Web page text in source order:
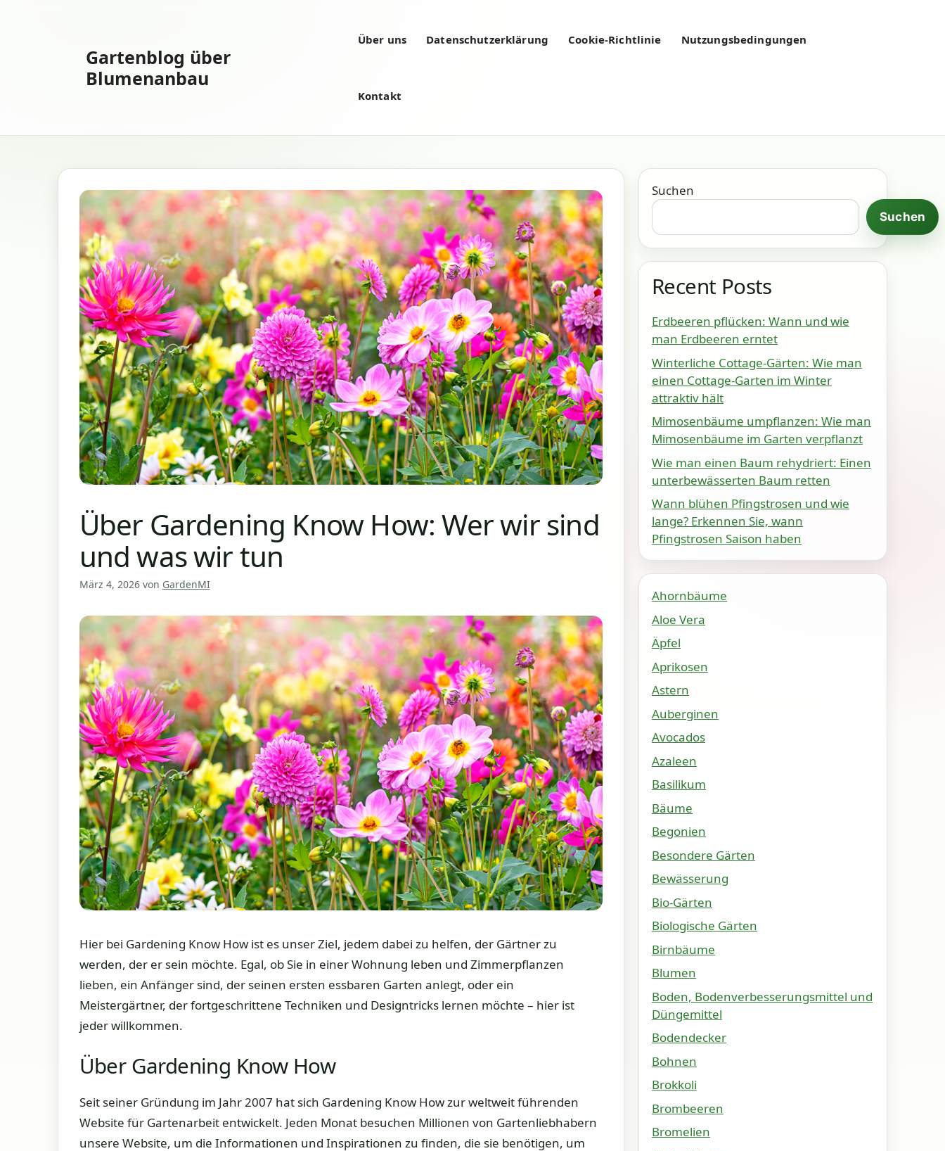
Gartenblog über
Blumenanbau
Über uns Datenschutzerklärung Cookie-Richtlinie Nutzungsbedingungen
Kontakt
Über Gardening Know How: Wer wir sind
und was wir tun
März 4, 2026 von GardenMI
Hier bei Gardening Know How ist es unser Ziel, jedem dabei zu helfen, der Gärtner zu
werden, der er sein möchte. Egal, ob Sie in einer Wohnung leben und Zimmerpflanzen
lieben, ein Anfänger sind, der seinen ersten essbaren Garten anlegt, oder ein
Meistergärtner, der fortgeschrittene Techniken und Designtricks lernen möchte – hier ist
jeder willkommen.
Über Gardening Know How
Seit seiner Gründung im Jahr 2007 hat sich Gardening Know How zur weltweit führenden
Website für Gartenarbeit entwickelt. Jeden Monat besuchen Millionen von Gartenliebhabern
unsere Website, um die Informationen und Inspirationen zu finden, die sie benötigen, um
Suchen
Suchen
Recent Posts
Erdbeeren pflücken: Wann und wie
man Erdbeeren erntet
Winterliche Cottage-Gärten: Wie man
einen Cottage-Garten im Winter
attraktiv hält
Mimosenbäume umpflanzen: Wie man
Mimosenbäume im Garten verpflanzt
Wie man einen Baum rehydriert: Einen
unterbewässerten Baum retten
Wann blühen Pfingstrosen und wie
lange? Erkennen Sie, wann
Pfingstrosen Saison haben
Ahornbäume
Aloe Vera
Äpfel
Aprikosen
Astern
Auberginen
Avocados
Azaleen
Basilikum
Bäume
Begonien
Besondere Gärten
Bewässerung
Bio-Gärten
Biologische Gärten
Birnbäume
Blumen
Boden, Bodenverbesserungsmittel und
Düngemittel
Bodendecker
Bohnen
Brokkoli
Brombeeren
Bromelien